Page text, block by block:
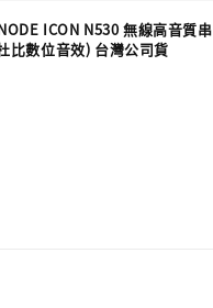
ICON N530 無線高音質串
比數位音效) 台灣公司貨